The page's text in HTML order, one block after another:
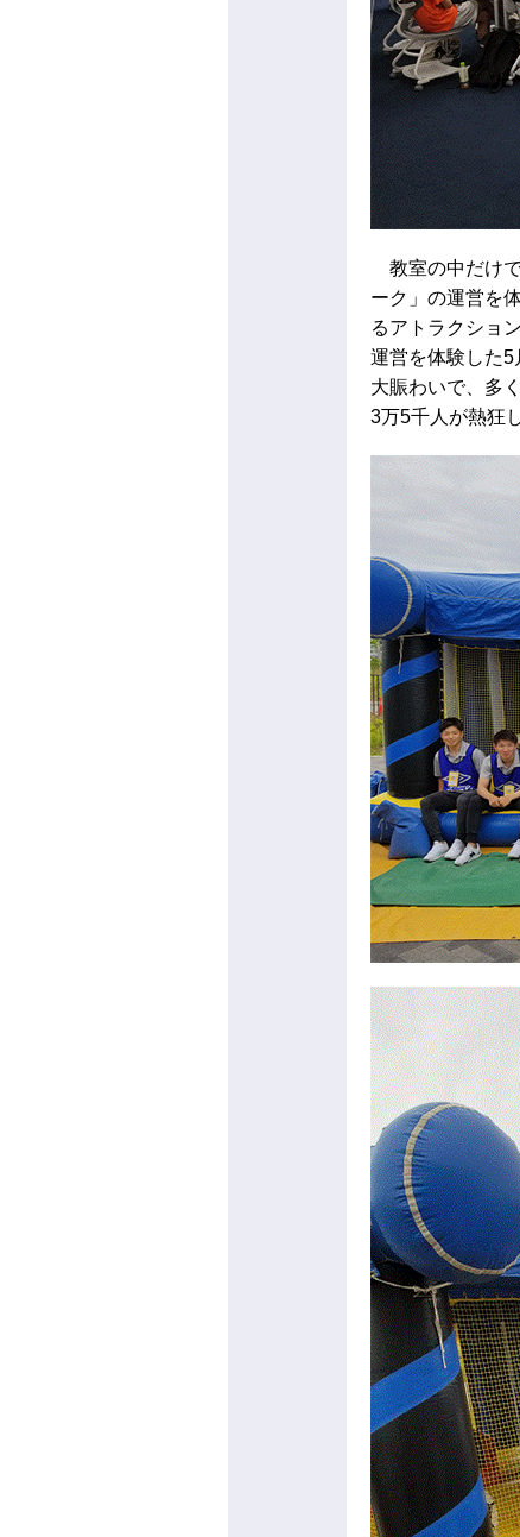
教室の中だけ
ーク」の運営を
るアトラクショ
運営を体験した
大賑わいで、多
3万5千人が熱狂